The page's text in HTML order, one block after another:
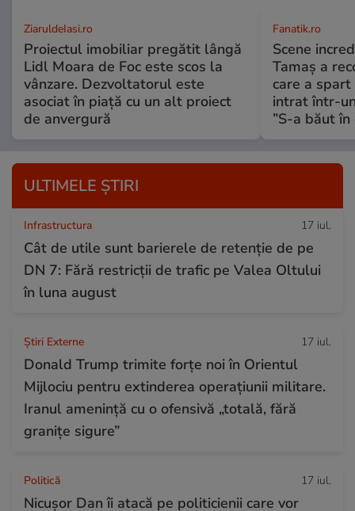
ZiaruldeIasi.ro
Proiectul imobiliar pregătit lângă
Lidl Moara de Foc este scos la
vânzare. Dezvoltatorul este
asociat în piață cu un alt proiect
de anvergură
Fanatik.ro
Scene
Tamaș a
care a
intrat într-
”S-a băut
ULTIMELE ȘTIRI
Infrastructura 17 iul.
Cât de utile sunt barierele de retenție de pe
DN 7: Fără restricții de trafic pe Valea Oltului
în luna august
Știri Externe 17 iul.
Donald Trump trimite forțe noi în Orientul
Mijlociu pentru extinderea operațiunii militare.
Iranul amenință cu o ofensivă „totală, fără
granițe sigure”
Politică 17 iul.
Nicușor Dan îi atacă pe politicienii care vor